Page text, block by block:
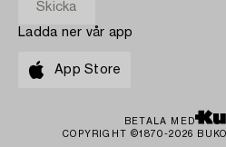
Ladda ner vår app
App Store
BETALA MED
COPYRIGHT ©1870-2026